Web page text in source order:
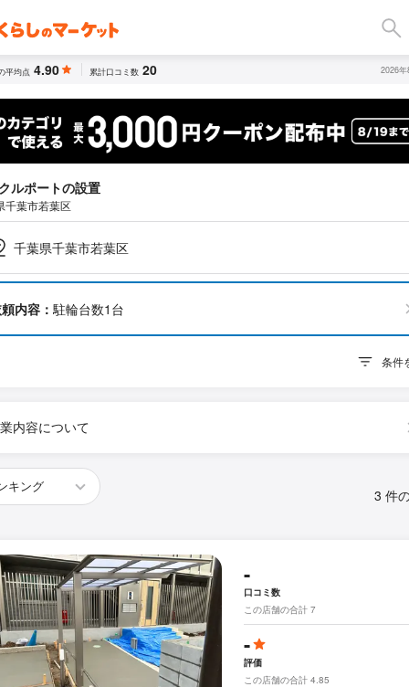
平均点 4.90 累計口コミ数 20 2026
ルポートの設置
千葉市若葉区
千葉県千葉市若葉区
内容： 駐輪台数1台
条件
内容について
3 件
-
口コミ数
この店舗の合計 7
-
評価
この店舗の合計 4.85